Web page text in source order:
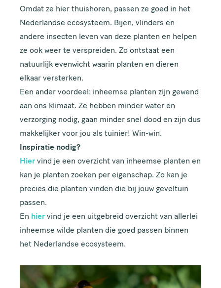
Omdat ze hier thuishoren, passen ze goed in het
Nederlandse ecosysteem. Bijen, vlinders en
andere insecten leven van deze planten en helpen
ze ook weer te verspreiden. Zo ontstaat een
natuurlijk evenwicht waarin planten en dieren
elkaar versterken.
Een ander voordeel: inheemse planten zijn gewend
aan ons klimaat. Ze hebben minder water en
verzorging nodig, gaan minder snel dood en zijn dus
makkelijker voor jou als tuinier! Win-win.
Inspiratie nodig?
Hier vind je een overzicht van inheemse planten en
kan je planten zoeken per eigenschap. Zo kan je
precies die planten vinden die bij jouw geveltuin
passen.
En hier vind je een uitgebreid overzicht van allerlei
inheemse wilde planten die goed passen binnen
het Nederlandse ecosysteem.